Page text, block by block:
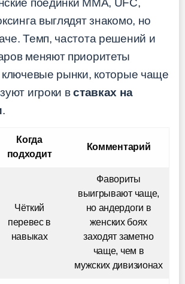
поединки ММА, UFC,
выглядят знакомо, но
Темп, частота решений и
меняют приоритеты
ключевые рынки, которые чаще
игроки вставках на
.
Когда
подходит
Комментарий
Чёткий
перевес в
навыках
Фавориты
выигрывают чаще,
но андердоги в
женских боях
заходят заметно
чаще, чем в
мужских дивизионах